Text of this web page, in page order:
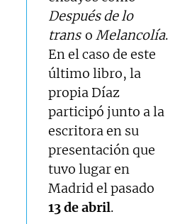
Después de lo
trans oMelancolía.
En el caso de este
último libro, la
propia Díaz
participó junto a la
escritora en su
presentación que
tuvo lugar en
Madrid el pasado
13 de abril.